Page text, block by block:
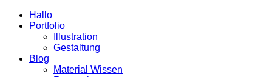
Hallo
Portfolio
Illustration
Gestaltung
Blog
Material Wissen